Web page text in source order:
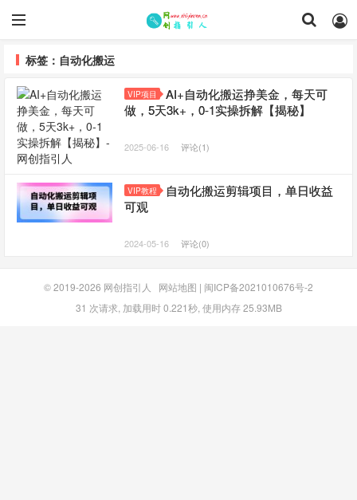
标签：自动化搬运
VIP项目
AI+自动化搬运挣美金，每天可
做，5天3k+，0-1实操拆解【揭秘】
2025-06-16 评论(1)
VIP教程
自动化搬运剪辑项目，单日收益
可观
2024-05-16 评论(0)
© 2019-2026 网创指引人 网站地图 | 闽ICP备2021010676号-2
31 次请求, 加载用时 0.221秒, 使用内存 25.93MB